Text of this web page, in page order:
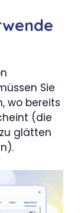
Sie
wo bereits
(die
glätten